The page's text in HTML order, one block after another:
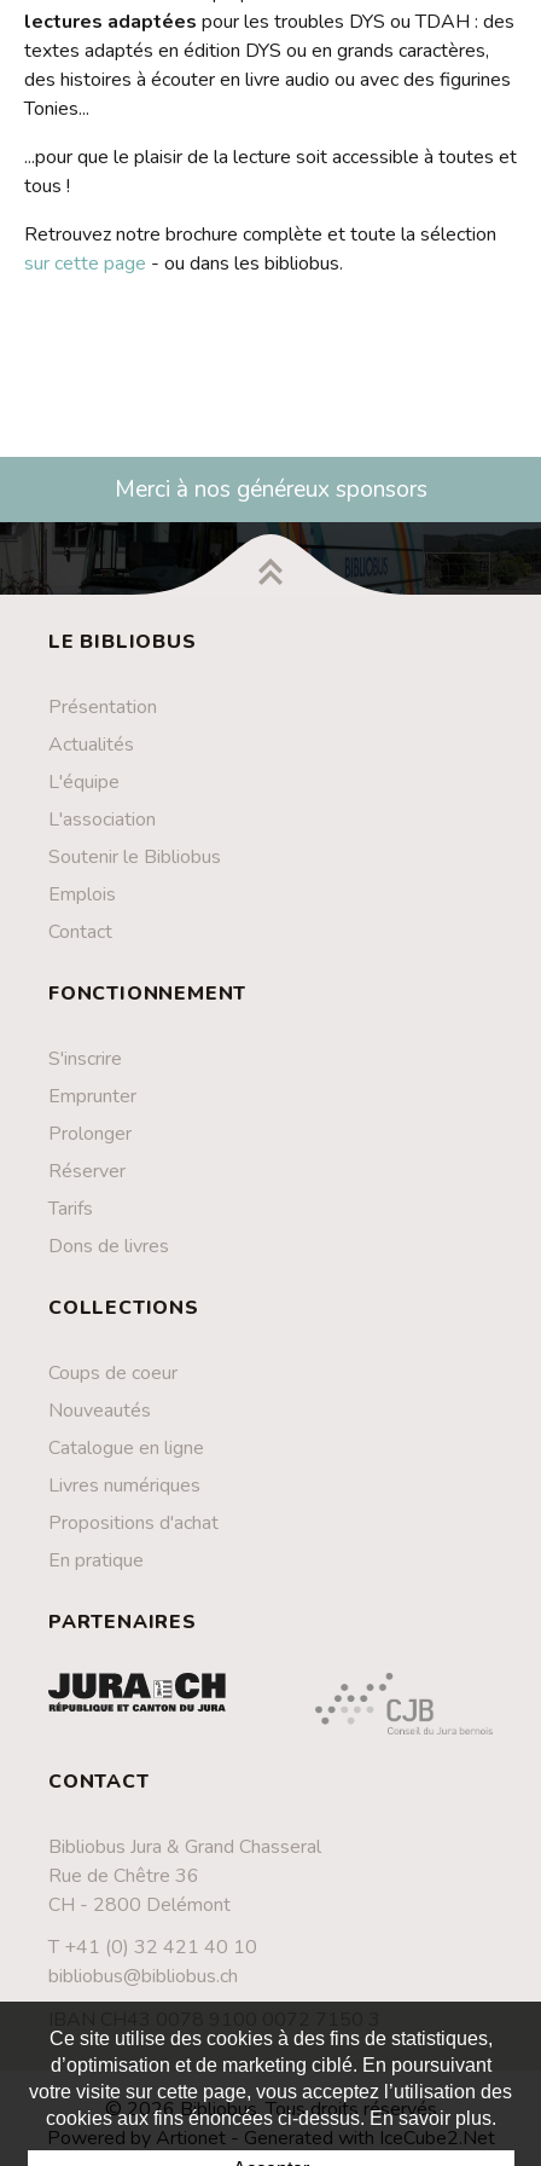
Contact
Liens
lectures adaptées pour les troubles DYS ou TDAH : des
textes adaptés en édition DYS ou en grands caractères,
des histoires à écouter en livre audio ou avec des figurines
Tonies...
...pour que le plaisir de la lecture soit accessible à toutes et
tous !
Retrouvez notre brochure complète et toute la sélection
sur cette page - ou dans les bibliobus.
Merci à nos généreux sponsors
LE BIBLIOBUS
Présentation
Actualités
L'équipe
L'association
Soutenir le Bibliobus
Emplois
Contact
FONCTIONNEMENT
S'inscrire
Emprunter
Prolonger
Réserver
Tarifs
Dons de livres
COLLECTIONS
Coups de coeur
Nouveautés
Catalogue en ligne
Livres numériques
Propositions d'achat
En pratique
PARTENAIRES
CONTACT
Bibliobus Jura & Grand Chasseral
Rue de Chêtre 36
CH - 2800 Delémont
T +41 (0) 32 421 40 10
bibliobus@bibliobus.ch
© 2026 Bibliobus. Tous droits réservés
Powered by Artionet- Generated with IceCube2.Net
Ce site utilise des cookies à des fins de statistiques,
d’optimisation et de marketing ciblé. En poursuivant
votre visite sur cette page, vous acceptez l’utilisation des
cookies aux fins énoncées ci-dessus. En savoir plus.